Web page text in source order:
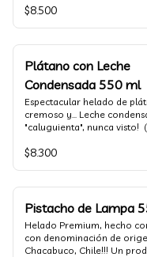
$8.500
Plátano con Leche
Condensada 550 ml
Espectacular helado de
cremoso y... Leche
"caluguienta", nunca visto!
$8.300
Pistacho de Lampa
Helado Premium, hecho
con denominación de
Chacabuco, Chile!!! Un